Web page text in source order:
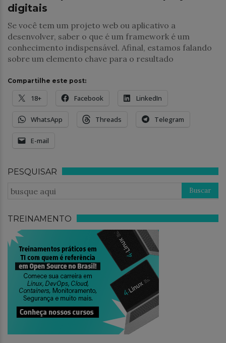
digitais
Se você tem um projeto web ou aplicativo a
desenvolver, saber o que é um framework é um
conhecimento indispensável. Afinal, estamos falando
sobre um elemento chave para o resultado
Compartilhe este post:
18+ Facebook LinkedIn
WhatsApp Threads Telegram
E-mail
PESQUISAR
TREINAMENTO